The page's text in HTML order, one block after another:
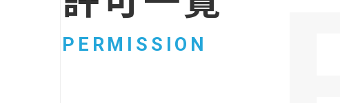
PERMISSION